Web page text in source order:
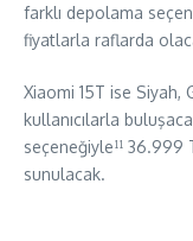
farklı depolama
fiyatlarla raflarda
Xiaomi 15T ise Siyah,
kullanıcılarla
seçeneğiyle¹¹ 36.999
sunulacak.